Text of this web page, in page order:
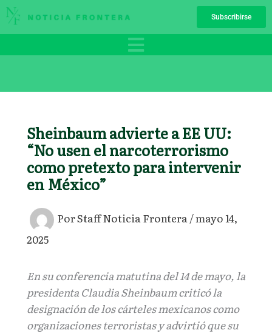
Ir
al
Subscribirse
Sheinbaum advierte a EE UU:
“No usen el narcoterrorismo
como pretexto para intervenir
en México”
PorStaff Noticia Frontera/mayo 14,
2025
En su conferencia matutina del 14 de mayo, la
presidenta Claudia Sheinbaum criticó la
designación de los cárteles mexicanos como
organizaciones terroristas y advirtió que su